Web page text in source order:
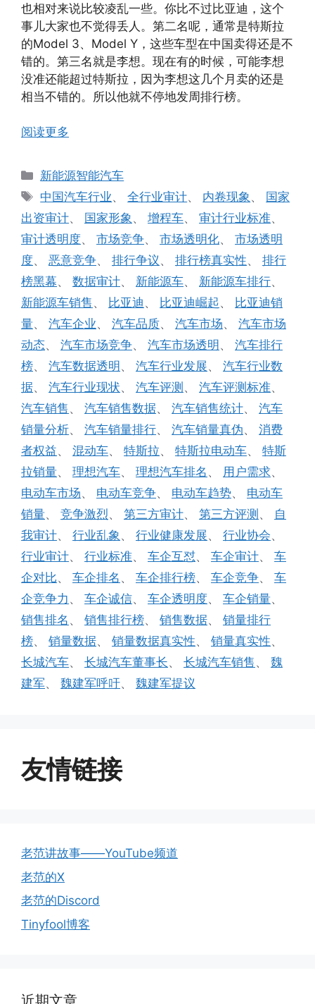
也相对来说比较凌乱一些。你比不过比亚迪，这个
事儿大家也不觉得丢人。第二名呢，通常是特斯拉
的Model 3、Model Y，这些车型在中国卖得还是不
错的。第三名就是李想。现在有的时候，可能李想
没准还能超过特斯拉，因为李想这几个月卖的还是
相当不错的。所以他就不停地发周排行榜。
阅读更多
分
类
新能源智能汽车
标
签
中国汽车行业、全行业审计、 内卷现象、 国家
出资审计、 国家形象、 增程车、 审计行业标准、
审计透明度、 市场竞争、 市场透明化、 市场透明
度、 恶意竞争、 排行争议 、 排行榜真实性、 排行
榜黑幕、 数据审计、 新能源车、 新能源车排行、
新能源车销售 、 比亚迪 、 比亚迪崛起、 比亚迪销
量、 汽车企业、 汽车品质、 汽车市场、 汽车市场
动态、 汽车市场竞争、 汽车市场透明 、 汽车排行
榜、 汽车数据透明 、 汽车行业发展、 汽车行业数
据、 汽车行业现状、 汽车评测 、 汽车评测标准、
汽车销售 、 汽车销售数据、 汽车销售统计、 汽车
销量分析、 汽车销量排行、 汽车销量真伪、 消费
者权益、 混动车、 特斯拉、 特斯拉电动车、 特斯
拉销量、 理想汽车、 理想汽车排名 、 用户需求、
电动车市场、 电动车竞争、 电动车趋势、 电动车
销量、 竞争激烈、 第三方审计、 第三方评测 、 自
我审计、 行业乱象、 行业健康发展、 行业协会、
行业审计、 行业标准、 车企互怼、 车企审计、 车
企对比、 车企排名 、 车企排行榜、 车企竞争、 车
企竞争力 、 车企诚信、 车企透明度、 车企销量、
销售排名 、 销售排行榜、 销售数据、 销量排行
榜、 销量数据、 销量数据真实性、 销量真实性、
长城汽车、 长城汽车董事长、 长城汽车销售 、 魏
建军、 魏建军呼吁、 魏建军提议
友情链接
老范讲故事——YouTube频道
老范的X
老范的Discord
Tinyfool博客
近期文章